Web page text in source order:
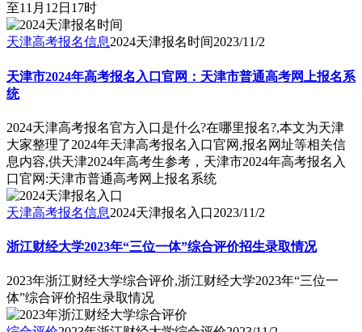
至11月12日17时
天津高考报名信息2024天津报名时间2023/11/2
天津市2024年高考报名入口官网：天津市普通高考网上报名系
统
2024天津高考报名官方入口是什么?在哪里报名?,本文为天津
大家整理了2024年天津高考报名入口官网,报名网址等相关信
息内容,供天津2024年高考生参考，天津市2024年高考报名入
口官网:天津市普通高考网上报名系统
天津高考报名信息2024天津报名入口2023/11/2
浙江财经大学2023年“三位一体”综合评价招生录取情况
2023年浙江财经大学综合评价,浙江财经大学2023年“三位一
体”综合评价招生录取情况